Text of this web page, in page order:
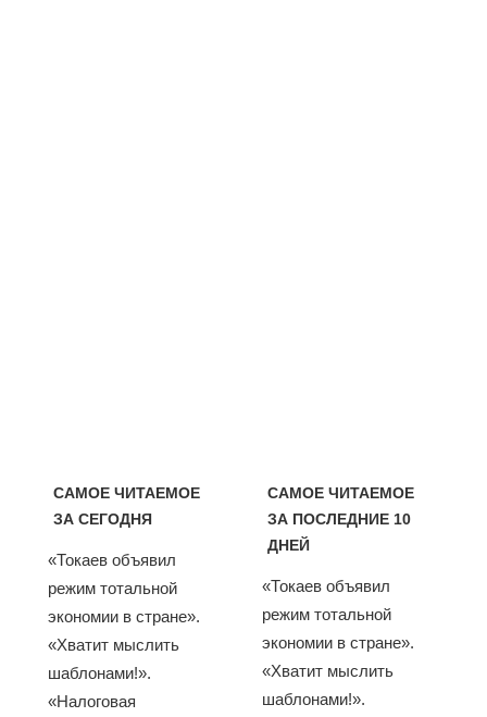
САМОЕ ЧИТАЕМОЕ
ЗА СЕГОДНЯ
«Токаев объявил
режим тотальной
экономии в стране».
«Хватит мыслить
шаблонами!».
«Налоговая
САМОЕ ЧИТАЕМОЕ
ЗА ПОСЛЕДНИЕ 10
ДНЕЙ
«Токаев объявил
режим тотальной
экономии в стране».
«Хватит мыслить
шаблонами!».